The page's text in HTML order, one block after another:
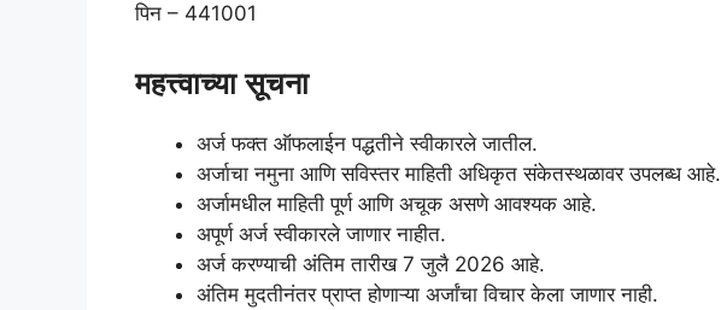
पिन – 441001
महत्त्वाच्या सूचना
अर्ज फक्त ऑफलाईन पद्धतीने स्वीकारले जातील.
अर्जाचा नमुना आणि सविस्तर माहिती अधिकृत संकेतस्थळावर उपलब्ध आहे.
अर्जामधील माहिती पूर्ण आणि अचूक असणे आवश्यक आहे.
अपूर्ण अर्ज स्वीकारले जाणार नाहीत.
अर्ज करण्याची अंतिम तारीख 7 जुलै 2026 आहे.
अंतिम मुदतीनंतर प्राप्त होणाऱ्या अर्जांचा विचार केला जाणार नाही.